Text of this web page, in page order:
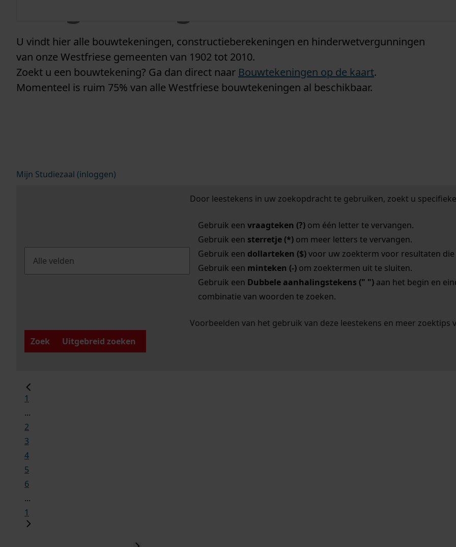
U vindt hier alle bouwtekeningen, constructieberekeningen en hinderwetvergunningen
van onze Westfriese gemeenten van 1902 tot 2010.
Zoekt u een bouwtekening? Ga dan direct naar Bouwtekeningen op de kaart.
Momenteel is ruim 75% van alle Westfriese bouwtekeningen al beschikbaar.
Mijn Studiezaal (inloggen)
Door leestekens in uw zoekopdracht te gebruiken, zoekt u
Gebruik een vraagteken (?)om één letter te vervangen.
Gebruik een sterretje (*)om meer letters te vervangen.
Gebruik een dollarteken ($)voor uw zoekterm voor resultaten die
Gebruik een minteken (-)om zoektermen uit te sluiten.
Gebruik een Dubbele aanhalingstekens (" ")aan het begin en
combinatie van woorden te zoeken.
Voorbeelden van het gebruik van deze leestekens en meer zoektips
Zoek
Uitgebreid zoeken
1
...
2
3
4
5
6
...
1